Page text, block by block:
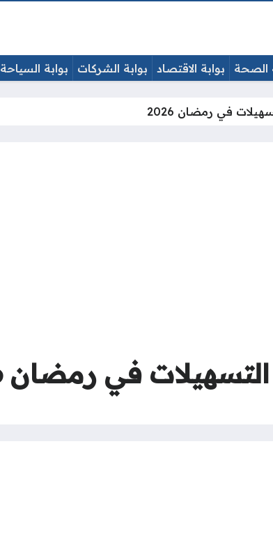
الصحة بوابة الاقتصاد بوابة الشركات بوابة السياحة
في رمضان 2026
في رمضان 2026